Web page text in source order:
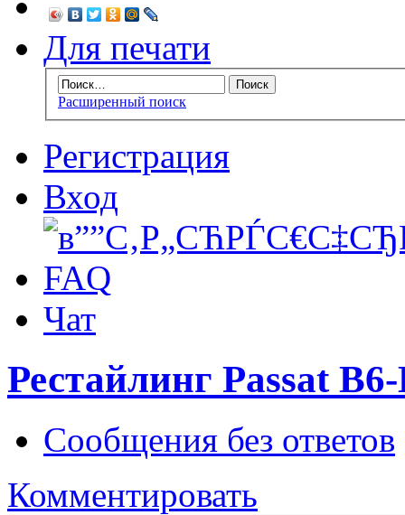
Для печати
Расширенный поиск
Регистрация
Вход
FAQ
Чат
Рестайлинг Passat
Сообщения без ответов
Комментировать